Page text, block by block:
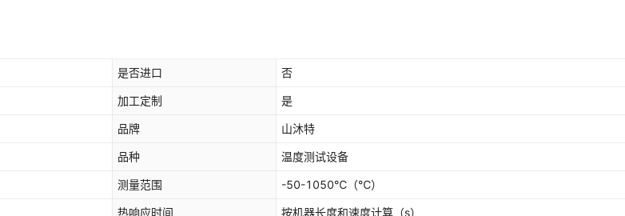
是否进口 否
加工定制 是
品牌 山沐特
品种 温度测试设备
测量范围 -50-1050℃ （℃）
热响应时间 按机器长度和速度计算 （s）